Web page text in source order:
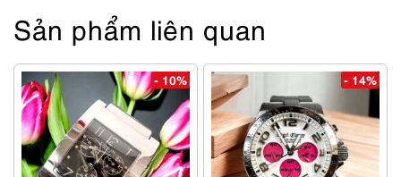
Sản phẩm liên quan
- 10% - 14%